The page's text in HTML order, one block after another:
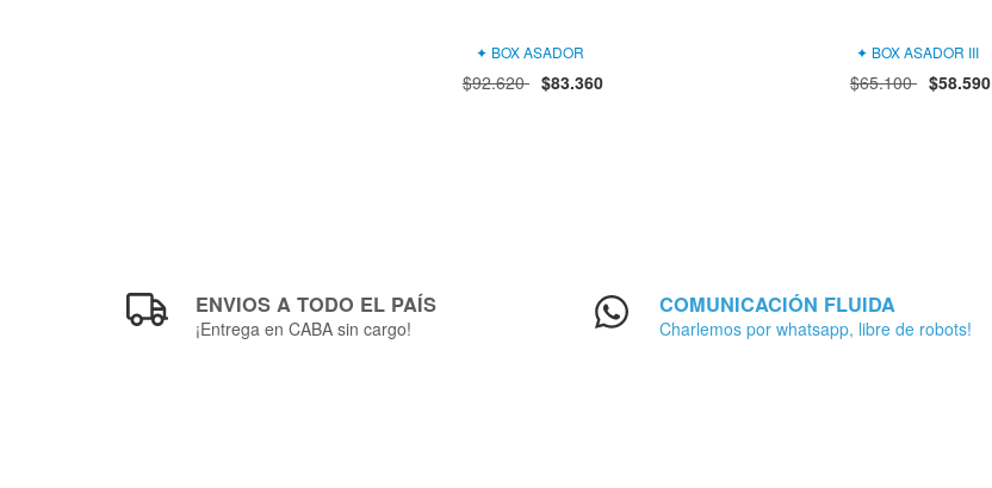
✦ BOX ASADOR
$92.620 $83.360
✦ BOX ASADOR III
$65.100 $58.590
ENVIOS A TODO EL PAÍS
¡Entrega en CABA sin cargo!
COMUNICACIÓN FLUIDA
Charlemos por whatsapp, libre de robots!